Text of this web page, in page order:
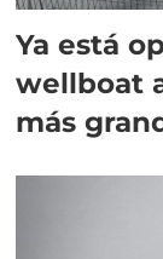
Ya está
wellboat
más